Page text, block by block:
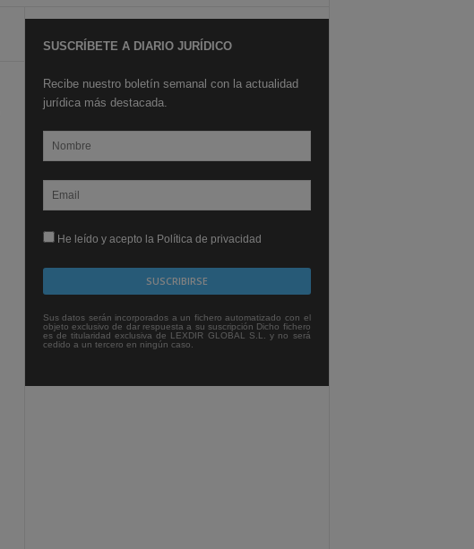
SUSCRÍBETE A DIARIO JURÍDICO
Recibe nuestro boletín semanal con la actualidad
jurídica más destacada.
He leído y acepto la Política de privacidad
Sus datos serán incorporados a un fichero automatizado con el
objeto exclusivo de dar respuesta a su suscripción Dicho fichero
es de titularidad exclusiva de LEXDIR GLOBAL S.L. y no será
cedido a un tercero en ningún caso.